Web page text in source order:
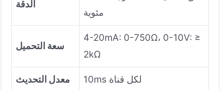
الدقة
مئوية
سعة التحميل
4-20mA: 0-750Ω، 0-10V: ≥
2kΩ
معدل التحديث 10ms لكل قناة